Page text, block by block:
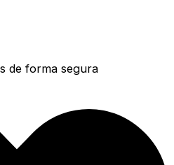
de forma segura